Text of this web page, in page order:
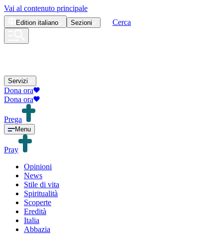
Vai al contenuto principale
Edition italiano Sezioni Cerca
Servizi
Dona ora
Dona ora
Prega
Menu
Pray
Opinioni
News
Stile di vita
Spiritualità
Scoperte
Eredità
Italia
Abbazia